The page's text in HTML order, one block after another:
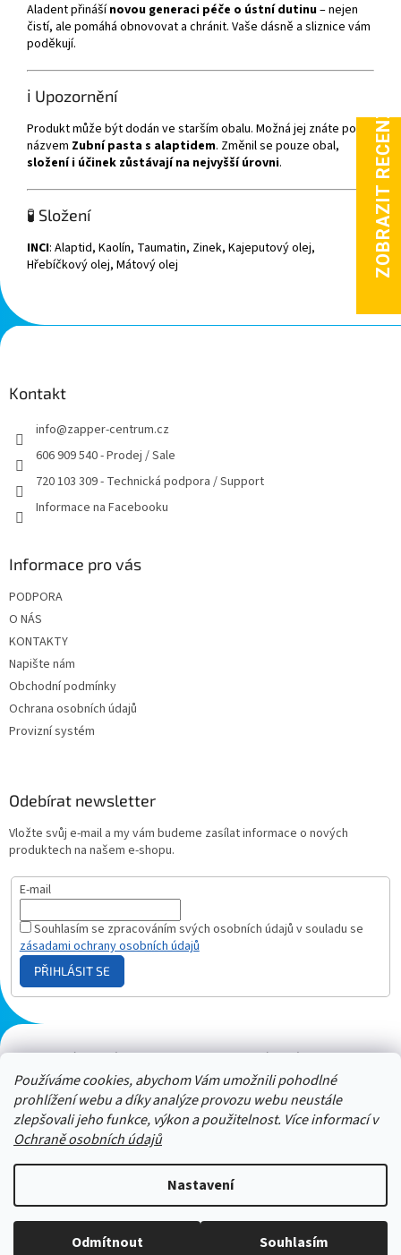
Používáme cookies, abychom Vám umožnili pohodlné
prohlížení webu a díky analýze provozu webu neustále
zlepšovali jeho funkce, výkon a použitelnost. Více informací v
Ochraně osobních údajů
Nastavení
Odmítnout Souhlasím
Stačí nám zavolat a zeptat se :-)
Aladent přinášínovou generaci péče o ústní dutinu– nejen
čistí, ale pomáhá obnovovat a chránit. Vaše dásně a sliznice vám
poděkují.
ℹ️ Upozornění
Produkt může být dodán ve starším obalu. Možná jej znáte pod
názvem Zubní pasta s alaptidem. Změnil se pouze obal,
složení i účinek zůstávají na nejvyšší úrovni.
🧪 Složení
INCI: Alaptid, Kaolín, Taumatin, Zinek, Kajeputový olej,
Hřebíčkový olej, Mátový olej
Z
á
Kontakt
info@zapper-centrum.cz
606 909 540 - Prodej / Sale
720 103 309 - Technická podpora / Support
Informace na Facebooku
Informace pro vás
PODPORA
O NÁS
KONTAKTY
Napište nám
Obchodní podmínky
Ochrana osobních údajů
Provizní systém
Odebírat newsletter
Vložte svůj e-mail a my vám budeme zasílat informace o nových
produktech na našem e-shopu.
E-mail
Souhlasím se zpracováním svých osobních údajů v souladu se
zásadami ochrany osobních údajů
PŘIHLÁSIT SE
Plazmový generátor.cz Heureka - hodnocení Solárne panely.sk
Parasite zapper
Copyright 2026ZAPPER-CENTRUM.cz . Všechna práva vyhrazena.